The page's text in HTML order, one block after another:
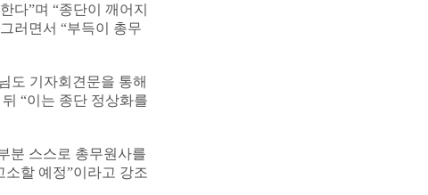
다”며 “종단이 깨어지
러면서 “부득이 총무
도 기자회견문을 통해
“이는 종단 정상화를
분 스스로 총무원사를
할 예정”이라고 강조